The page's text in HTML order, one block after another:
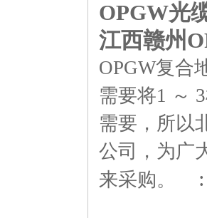
OPGW光
江西赣州
OPGW复合
需要将1 ～
需要 ，所
公司，为广
来采购。
: